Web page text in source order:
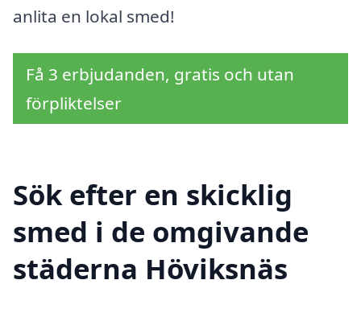
anlita en lokal smed!
Få 3 erbjudanden, gratis och utan
förpliktelser
Sök efter en skicklig
smed i de omgivande
städerna Höviksnäs